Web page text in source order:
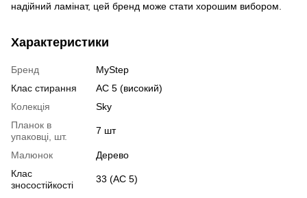
надійний ламінат, цей бренд може стати хорошим вибором.
Характеристики
Бренд
MyStep
Клас стирання
АС 5 (високий)
Колекція
Sky
Планок в
упаковці, шт.
7 шт
Малюнок
Дерево
Клас
зносостійкості
33 (АС 5)